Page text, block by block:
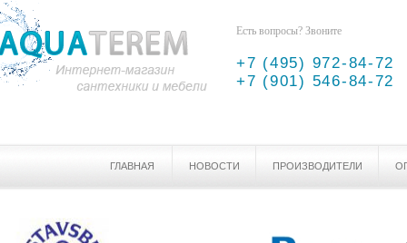
Есть вопросы? Звоните
+7 (495) 972-84-72
+7 (901) 546-84-72
ГЛАВНАЯ НОВОСТИ ПРОИЗВОДИТЕЛИ